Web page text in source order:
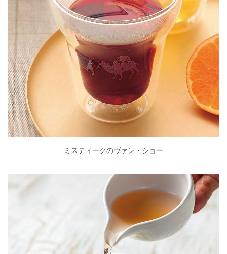
ミスティークのヴァン・ショー